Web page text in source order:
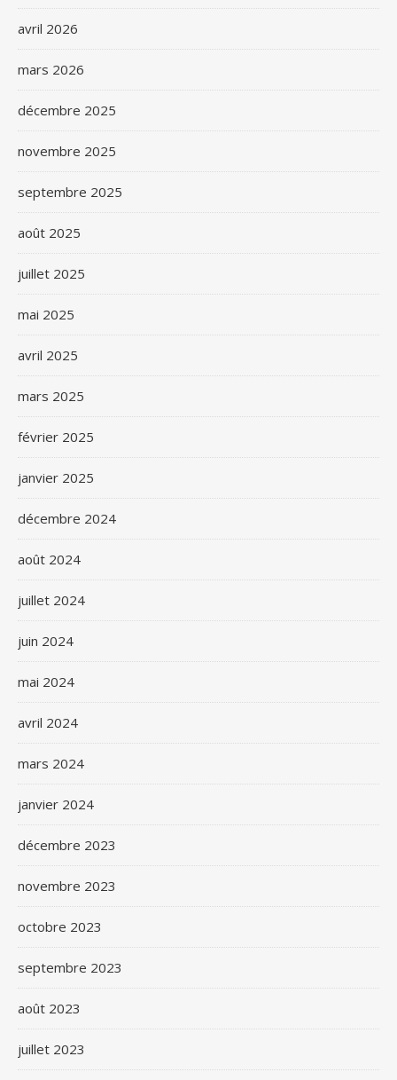
avril 2026
mars 2026
décembre 2025
novembre 2025
septembre 2025
août 2025
juillet 2025
mai 2025
avril 2025
mars 2025
février 2025
janvier 2025
décembre 2024
août 2024
juillet 2024
juin 2024
mai 2024
avril 2024
mars 2024
janvier 2024
décembre 2023
novembre 2023
octobre 2023
septembre 2023
août 2023
juillet 2023